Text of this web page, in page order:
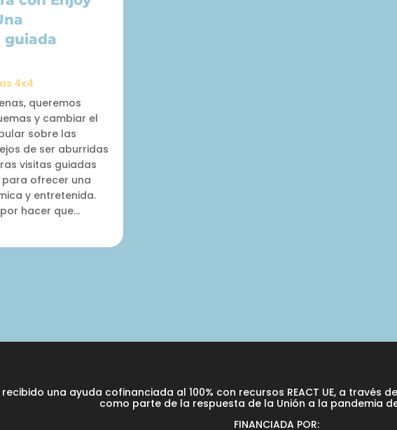
guiada
4x4
queremos
y cambiar el
sobre las
de ser aburridas
visitas guiadas
ofrecer una
y entretenida.
hacer que…
una ayuda cofinanciada al 100% con recursos REACT UE, a través
como parte de la respuesta de la Unión a la pandemia de
FINANCIADA POR: